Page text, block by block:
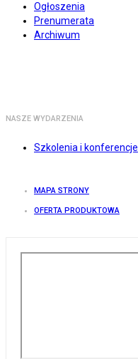
Ogłoszenia
Prenumerata
Archiwum
NASZE WYDARZENIA
Szkolenia i konferencje
MAPA STRONY
OFERTA PRODUKTOWA